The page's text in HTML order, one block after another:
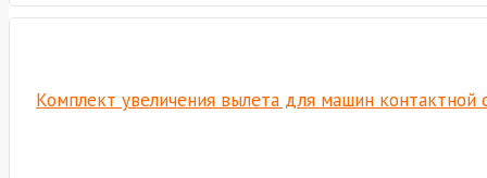
Комплект увеличения вылета для машин